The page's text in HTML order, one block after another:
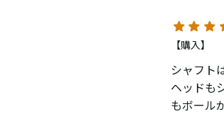
【購入】
シャフト
ヘッドも
もボール